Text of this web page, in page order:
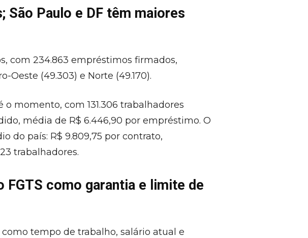
São Paulo e DF têm maiores
com 234.863 empréstimos firmados,
Oeste (49.303) e Norte (49.170).
momento, com 131.306 trabalhadores
média de R$ 6.446,90 por empréstimo. O
do país: R$ 9.809,75 por contrato,
trabalhadores.
como garantia e limite de
tempo de trabalho, salário atual e